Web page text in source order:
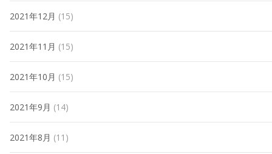
2021年12月 (15)
2021年11月 (15)
2021年10月 (15)
2021年9月 (14)
2021年8月 (11)